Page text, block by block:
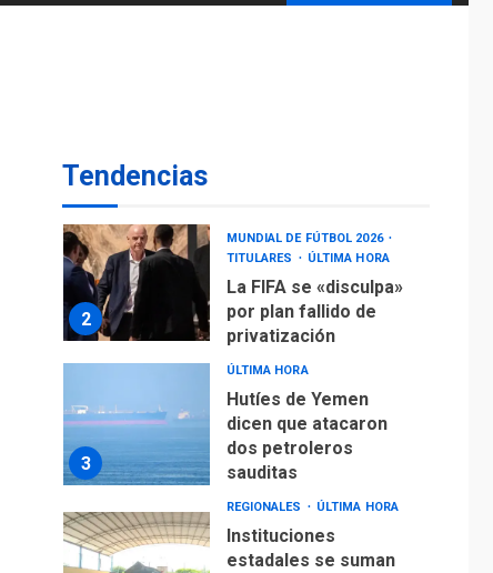
Tendencias
2
MUNDIAL DE FÚTBOL 2026
TITULARES
ÚLTIMA HORA
La FIFA se «disculpa»
por plan fallido de
privatización
3
ÚLTIMA HORA
Hutíes de Yemen
dicen que atacaron
dos petroleros
sauditas
REGIONALES ÚLTIMA HORA
Instituciones
estadales se suman